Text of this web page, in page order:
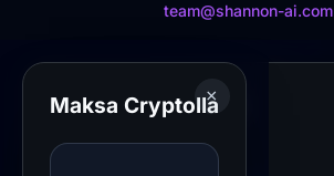
team@shannon-ai.com
Päivitä suunnitelmasi
Tänään maksat
Valitse Maksutapa
Valitse maksutapa
×
Maksa Cryptolla